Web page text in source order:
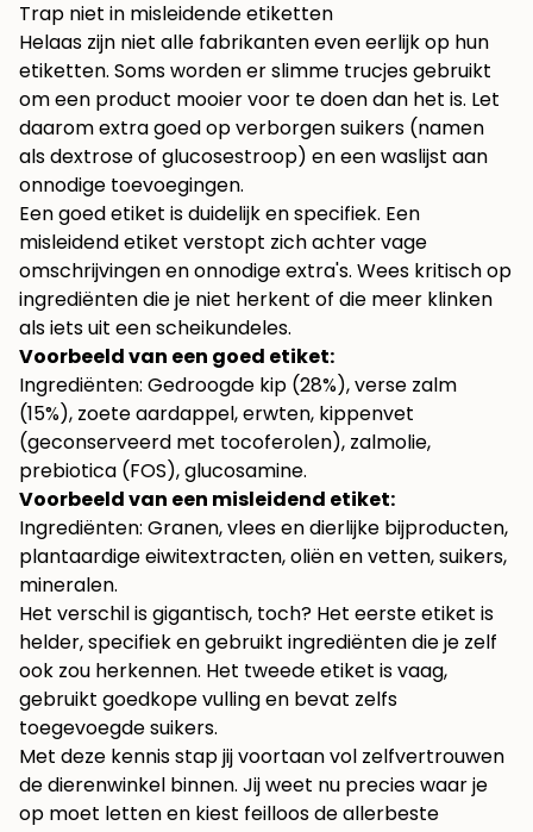
Trap niet in misleidende etiketten
Helaas zijn niet alle fabrikanten even eerlijk op hun
etiketten. Soms worden er slimme trucjes gebruikt
om een product mooier voor te doen dan het is. Let
daarom extra goed op verborgen suikers (namen
als dextrose of glucosestroop) en een waslijst aan
onnodige toevoegingen.
Een goed etiket is duidelijk en specifiek. Een
misleidend etiket verstopt zich achter vage
omschrijvingen en onnodige extra's. Wees kritisch op
ingrediënten die je niet herkent of die meer klinken
als iets uit een scheikundeles.
Voorbeeld van een goed etiket:
Ingrediënten: Gedroogde kip (28%), verse zalm
(15%), zoete aardappel, erwten, kippenvet
(geconserveerd met tocoferolen), zalmolie,
prebiotica (FOS), glucosamine.
Voorbeeld van een misleidend etiket:
Ingrediënten: Granen, vlees en dierlijke bijproducten,
plantaardige eiwitextracten, oliën en vetten, suikers,
mineralen.
Het verschil is gigantisch, toch? Het eerste etiket is
helder, specifiek en gebruikt ingrediënten die je zelf
ook zou herkennen. Het tweede etiket is vaag,
gebruikt goedkope vulling en bevat zelfs
toegevoegde suikers.
Met deze kennis stap jij voortaan vol zelfvertrouwen
de dierenwinkel binnen. Jij weet nu precies waar je
op moet letten en kiest feilloos de allerbeste